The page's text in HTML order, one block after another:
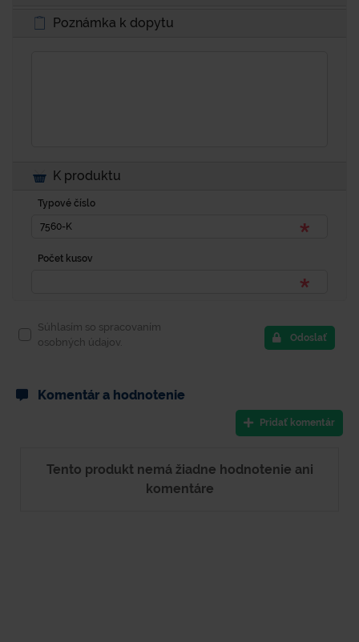
Poznámka k dopytu
K produktu
Typové číslo
Počet kusov
Súhlasím so spracovaním
osobných údajov.
Odoslať
Komentár a hodnotenie
Pridať komentár
Tento produkt nemá žiadne hodnotenie ani
komentáre